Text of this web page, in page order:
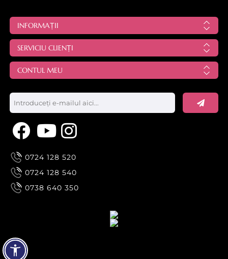
INFORMAȚII
SERVICIU CLIENȚI
CONTUL MEU
0724 128 520
0724 128 540
0738 640 350